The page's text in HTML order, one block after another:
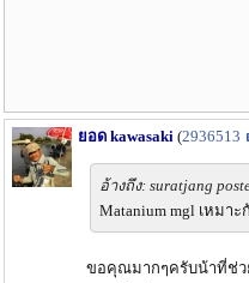
ยอด kawasaki (2936513
อ้างถึง: suratjang
Matanium mgl เหมา
ขอคุณมากๆครับน้าที่ช่ว